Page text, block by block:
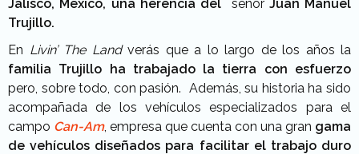
Jalisco, México, una herencia del señor Juan Manuel
Trujillo.
En Livin’ The Landverás que a lo largo de los años la
familia Trujillo ha trabajado la tierra con esfuerzo
pero, sobre todo, con pasión. Además, su historia ha sido
acompañada de los vehículos especializados para el
campo Can-Am, empresa que cuenta con una gran gama
de vehículos diseñados para facilitar el trabajo duro